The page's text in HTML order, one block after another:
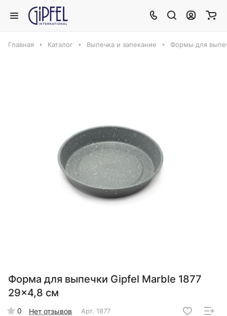
Главная Каталог Выпечка и запекание Формы для
Форма для выпечки Gipfel Marble 1877
29x4,8 см
0 Нет отзывов Арт. 1877